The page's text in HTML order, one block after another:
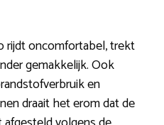
rijdt oncomfortabel, trekt
gemakkelijk. Ook
en
draait het erom dat de